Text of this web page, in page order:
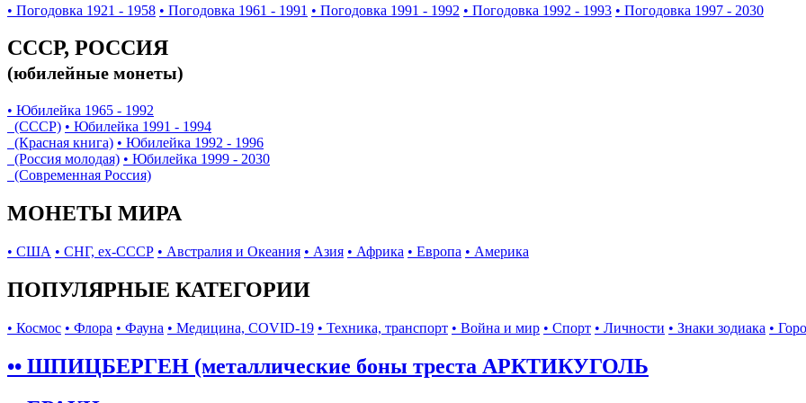
• Погодовка 1921 - 1958 • Погодовка 1961 - 1991 • Погодовка 1991 - 1992 • Погодовка 1992 - 1993 • Погодовка 1997 - 2030
СССР, РОССИЯ
(юбилейные монеты)
• Юбилейка 1965 - 1992
(СССР) • Юбилейка 1991 - 1994
(Красная книга) • Юбилейка 1992 - 1996
(Россия молодая) • Юбилейка 1999 - 2030
(Современная Россия)
МОНЕТЫ МИРА
• США • СНГ, ex-СССР • Австралия и Океания • Азия • Африка • Европа • Америка
ПОПУЛЯРНЫЕ КАТЕГОРИИ
• Космос • Флора • Фауна • Медицина, COVID-19 • Техника, транспорт • Война и мир • Спорт • Личности • Знаки зодиака •
•• ШПИЦБЕРГЕН (металлические боны треста АРКТИКУГОЛЬ